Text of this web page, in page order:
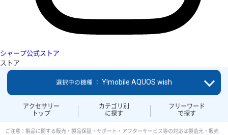
シャープ公式ストア
ストア
アクセサリー
トップ
カテゴリ別
に探す
フリーワード
で探す
選択中の機種 ： Y!mobile AQUOS wish
ご注意：製品に関する販売・製品保証・サポート・アフターサービス等の対応は製造元・販売